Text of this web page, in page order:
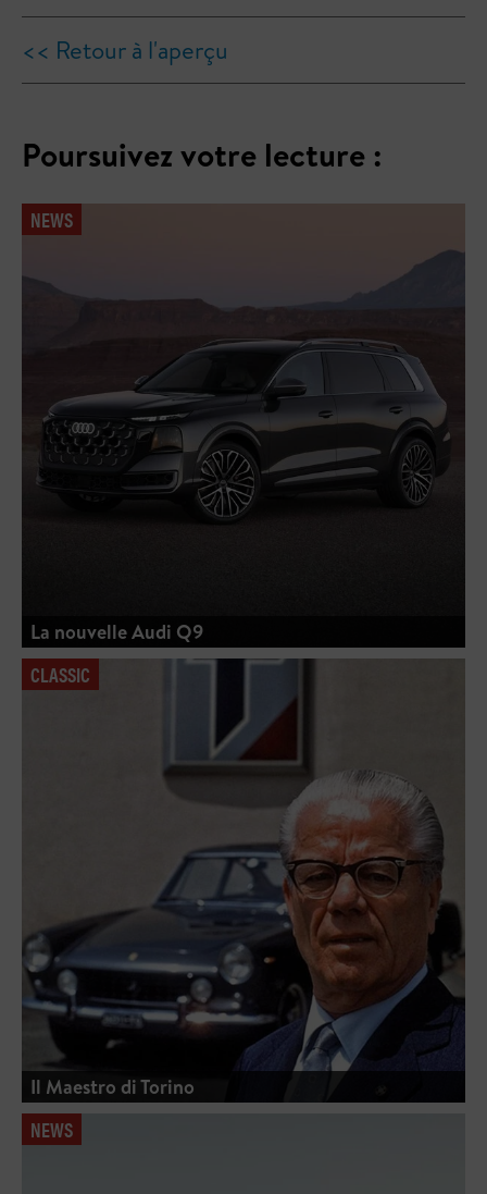
<< Retour à l'aperçu
Poursuivez votre lecture :
NEWS
La nouvelle Audi Q9
CLASSIC
Il Maestro di Torino
NEWS